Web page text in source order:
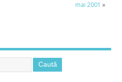
mai 2001 »